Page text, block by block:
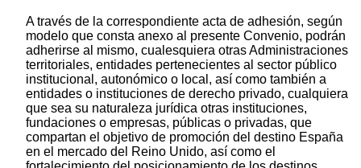
A través de la correspondiente acta de adhesión, según
modelo que consta anexo al presente Convenio, podrán
adherirse al mismo, cualesquiera otras Administraciones
territoriales, entidades pertenecientes al sector público
institucional, autonómico o local, así como también a
entidades o instituciones de derecho privado, cualquiera
que sea su naturaleza jurídica otras instituciones,
fundaciones o empresas, públicas o privadas, que
compartan el objetivo de promoción del destino España
en el mercado del Reino Unido, así como el